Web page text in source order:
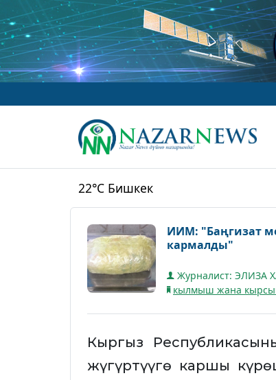
22°C Бишкек
ИИМ: "Баңгизат
кармалды"
Журналист: ЭЛИЗА
кылмыш жана
Кыргыз
жүгүртүүгө каршы